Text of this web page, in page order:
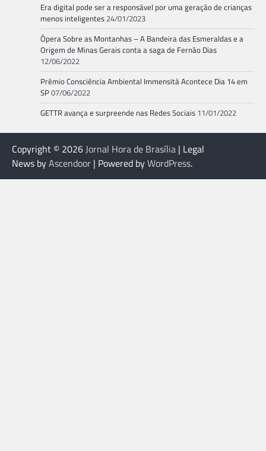
Era digital pode ser a responsável por uma geração de crianças
menos inteligentes 24/01/2023
Ópera Sobre as Montanhas – A Bandeira das Esmeraldas e a
Origem de Minas Gerais conta a saga de Fernão Dias
12/06/2022
Prêmio Consciência Ambiental Immensità Acontece Dia 14 em
SP07/06/2022
GETTR avança e surpreende nas Redes Sociais 11/01/2022
Copyright © 2026Jornal Hora de Brasília | Legal
News byAscendoor | Powered byWordPress.